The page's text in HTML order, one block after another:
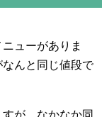
ューがありま
んと同じ値段で
が、なかなか同